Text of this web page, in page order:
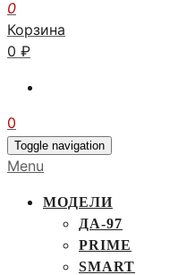
0
Корзина
0 ₽
0
Toggle navigation
Menu
МОДЕЛИ
ДА-97
PRIME
SMART